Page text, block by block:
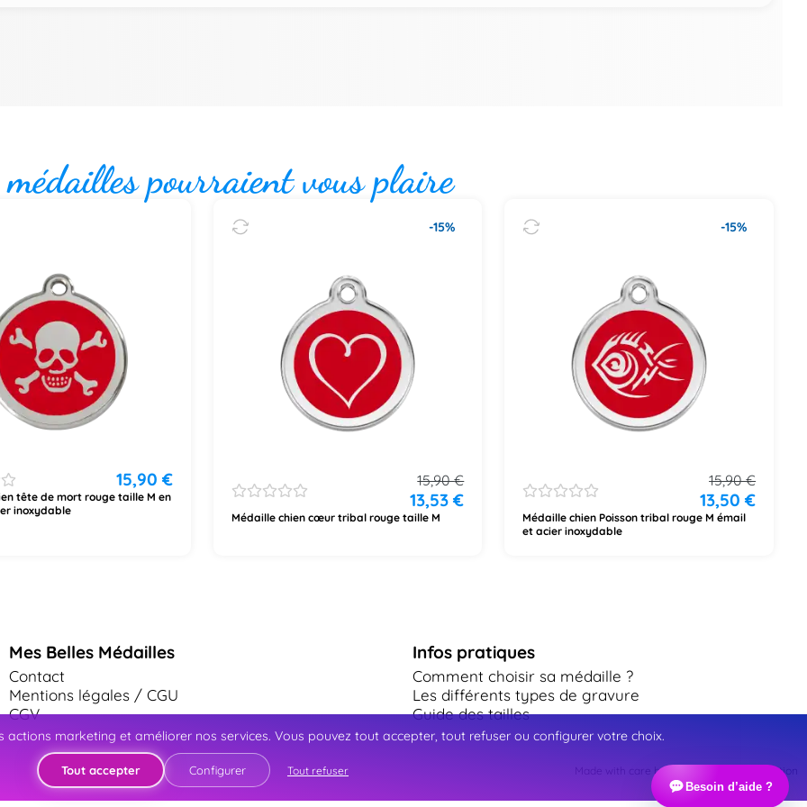
médailles pourraient vous plaire
15,90 €
tête de mort rouge taille M en
inoxydable
-15%
15,90€
13,53€
Médaille chien cœur tribal rouge taille M
-15%
15,90€
13,50€
Médaille chien Poisson tribal rouge M émail
et acier inoxydable
Mes Belles Médailles
Contact
Mentions légales / CGU
CGV
Infos pratiques
Comment choisir sa médaille ?
Les différents types de gravure
Guide des tailles
Made with care by Webinart Communication
Besoin d’aide ?
actions marketing et améliorer nos services. Vous pouvez tout accepter, tout refuser ou configurer votre choix.
Tout accepter Configurer Tout refuser